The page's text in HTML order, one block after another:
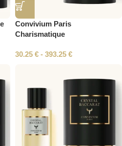
Convivium Paris
Charismatique
30.25 € - 393.25 €